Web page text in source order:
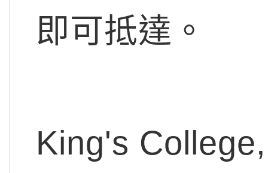
即可抵達。
King's